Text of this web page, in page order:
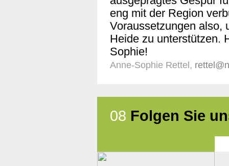
eng mit der Region
Voraussetzungen also,
Heide zu unterstützen.
Sophie!
Anne-Sophie Rettel,
08 Folgen Sie